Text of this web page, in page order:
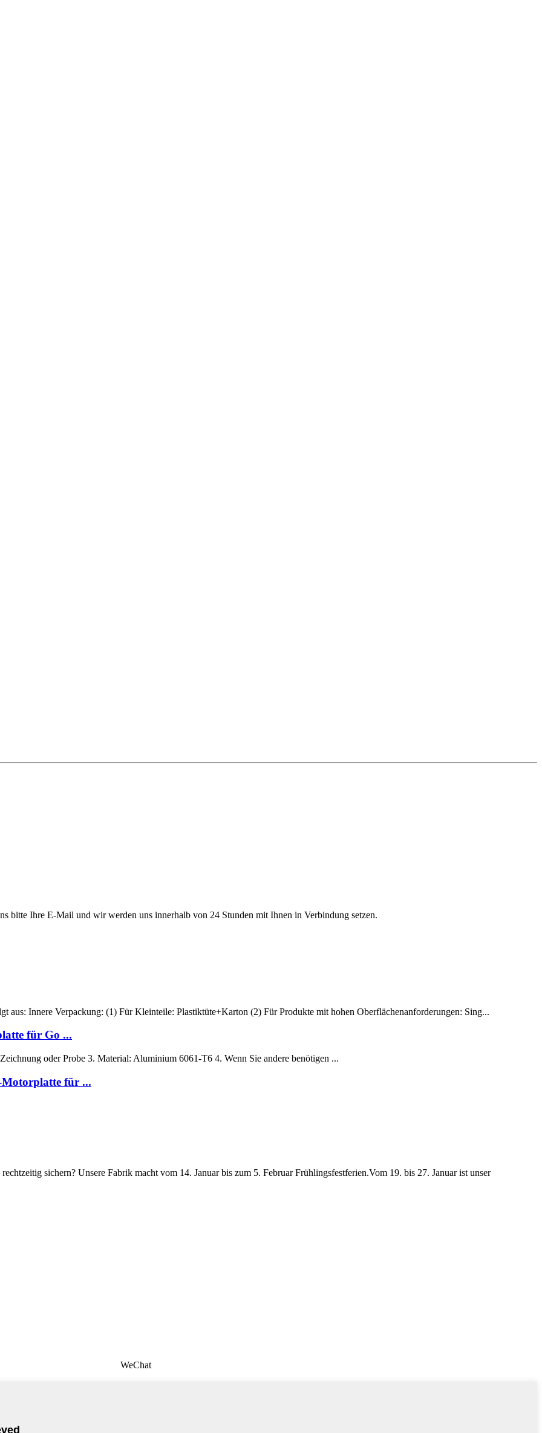
bitte Ihre E-Mail und wir werden uns innerhalb von 24 Stunden mit Ihnen in Verbindung setzen.
aus: Innere Verpackung: (1) Für Kleinteile: Plastiktüte+Karton (2) Für Produkte mit hohen Oberflächenanforderungen: Sing...
für Go ...
oder Probe 3. Material: Aluminium 6061-T6 4. Wenn Sie andere benötigen ...
für ...
sichern? Unsere Fabrik macht vom 14. Januar bis zum 5. Februar Frühlingsfestferien.Vom 19. bis 27. Januar ist unser
WeChat